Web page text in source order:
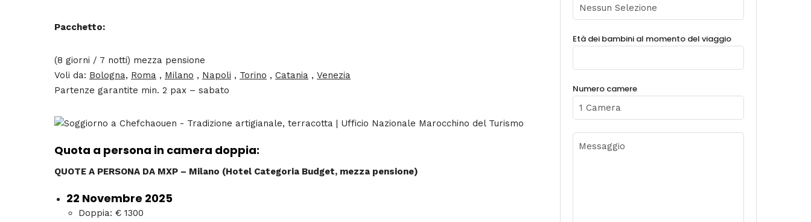
Età dei bambini al momento del viaggio
Numero camere
Pacchetto:
(8 giorni / 7 notti) mezza pensione
Voli da: Bologna, Roma , Milano , Napoli , Torino , Catania , Venezia
Partenze garantite min. 2 pax – sabato
Quota a persona in camera doppia:
QUOTE A PERSONA DA MXP – Milano (Hotel Categoria Budget, mezza pensione)
22 Novembre 2025
Doppia: € 1300